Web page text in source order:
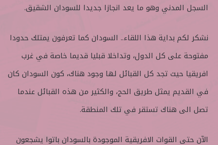
السجل المدني وهو ما يعد انجازا جديدا للسودان الشقيق.
نشكر لكم بداية هذا اللقاء.. السودان كما تعرفون يمتلك حدودا
مفتوحة على كل الدول، وتداخلا قبليا قديما خاصة في غرب
افريقيا حيث تجد كل القبائل لها وجود هناك، كون السودان كان
في القديم يمثل طريق الحج، والكثير من هذه القبائل عندما
تصل الى هناك تستقر في تلك المنطقة.
الآن حتى القوات الافريقية الموجودة بالسودان باتوا يشجعون